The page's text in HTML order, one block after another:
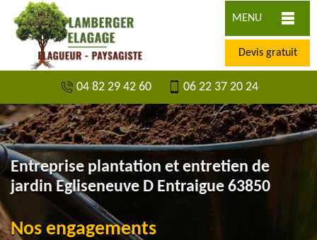
MENU
Devis gratuit
04 82 29 42 60 06 22 37 20 24
Entreprise plantation et entretien de
jardin Egliseneuve D Entraigue 63850
Nos engagements